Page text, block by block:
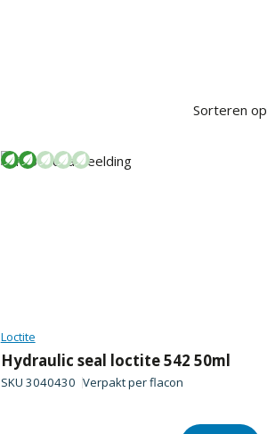
Sorteren op
Loctite
Hydraulic seal loctite 542 50ml
SKU 3040430 Verpakt perflacon